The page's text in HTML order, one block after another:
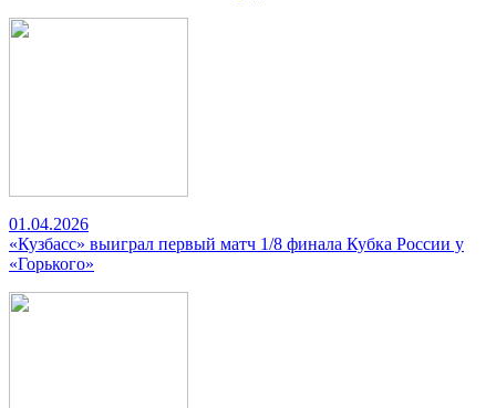
01.04.2026
«Кузбасс» выиграл первый матч 1/8 финала Кубка России у
«Горького»